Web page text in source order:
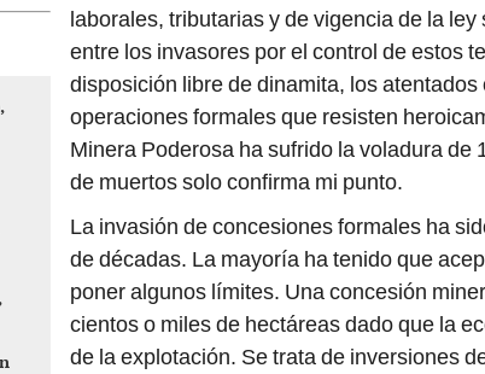
laborales, tributarias y de vigencia de la
entre los invasores por el control de estos
disposición libre de dinamita, los
operaciones formales que resisten
Minera Poderosa ha sufrido la voladura de
de muertos solo confirma mi punto.
La invasión de concesiones formales ha
de décadas. La mayoría ha tenido que
poner algunos límites. Una concesión
cientos o miles de hectáreas dado que la
de la explotación. Se trata de inversiones